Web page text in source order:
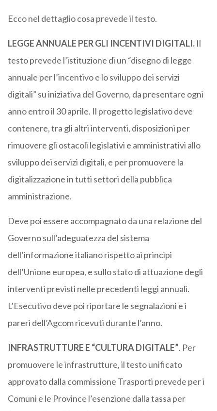
Ecco nel dettaglio cosa prevede il testo.
LEGGE ANNUALE PER GLI INCENTIVI DIGITALI.Il
testo prevede l’istituzione di un “disegno di legge
annuale per l’incentivo e lo sviluppo dei servizi
digitali” su iniziativa del Governo, da presentare ogni
anno entro il 30 aprile. Il progetto legislativo deve
contenere, tra gli altri interventi, disposizioni per
rimuovere gli ostacoli legislativi e amministrativi allo
sviluppo dei servizi digitali, e per promuovere la
digitalizzazione in tutti settori della pubblica
amministrazione.
Deve poi essere accompagnato da una relazione del
Governo sull’adeguatezza del sistema
dell’informazione italiano rispetto ai princìpi
dell’Unione europea, e sullo stato di attuazione degli
interventi previsti nelle precedenti leggi annuali.
L’Esecutivo deve poi riportare le segnalazioni e i
pareri dell’Agcom ricevuti durante l’anno.
INFRASTRUTTURE E “CULTURA DIGITALE”. Per
promuovere le infrastrutture, il testo unificato
approvato dalla commissione Trasporti prevede per i
Comuni e le Province l’esenzione dalla tassa per